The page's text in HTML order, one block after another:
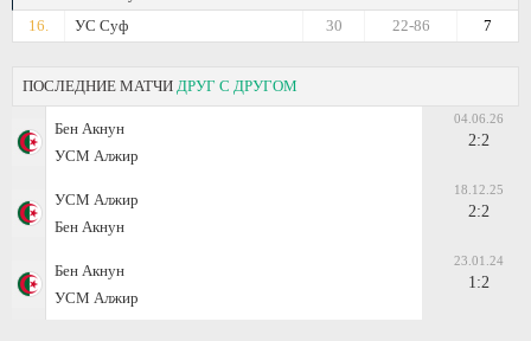
16.
УС Суф 7
22-86
30
ПОСЛЕДНИЕ МАТЧИ ДРУГ С ДРУГОМ
Бен Акнун
УСМ Алжир
04.06.26
2:2
УСМ Алжир
Бен Акнун
18.12.25
2:2
Бен Акнун
УСМ Алжир
23.01.24
1:2